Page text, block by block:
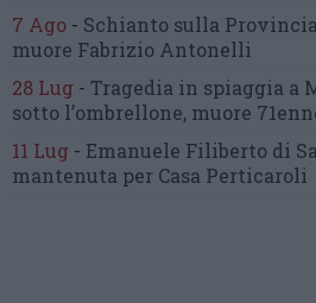
7 Ago - Schianto sulla
muore Fabrizio Antonelli
28 Lug - Tragedia in spiaggia a
sotto l’ombrellone, muore
11 Lug - Emanuele Filiberto di
mantenuta per Casa Perticaroli